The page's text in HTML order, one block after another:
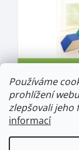
Používáme
prohlížení
zlepšovali jeho
informací